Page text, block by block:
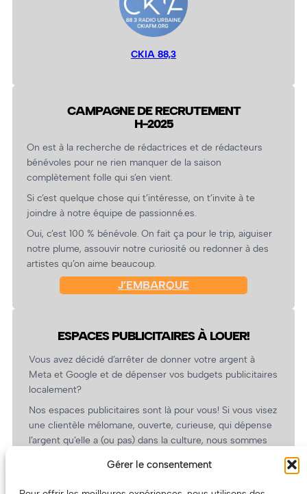
Gérer le consentement
CKIA 88,3
CAMPAGNE DE RECRUTEMENT
H-2025
On est à la recherche de rédactrices et de rédacteurs
bénévoles pour ne rien manquer de la saison
complètement folle qui s’en vient.
Si c’est quelque chose qui t’intéresse, on t’invite à te
joindre à notre équipe de passionné.es.
Oui, c’est 100 % bénévole. On fait ça pour le trip, aiguiser
notre plume, assouvir notre curiosité ou redonner à des
artistes qu’on aime beaucoup.
J’EMBARQUE
ESPACES PUBLICITAIRES À LOUER!
Vous avez décidé d’arrêter de donner votre argent à
Meta et Google et de dépenser vos budgets publicitaires
localement?
Nos espaces publicitaires sont là pour vous! Si vous visez
une clientèle mélomane, ouverte, curieuse, qui dépense
l’argent qu’elle a (ou pas) dans la culture, nous sommes
revient.